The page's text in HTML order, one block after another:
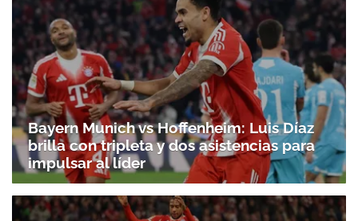
Bayern Munich vs Hoffenheim: Luis Díaz
brilla con tripleta y dos asistencias para
impulsar al líder